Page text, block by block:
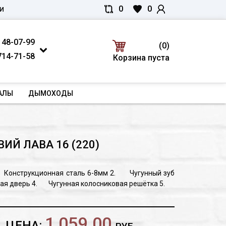
0 0
07-99
71-58
(0)
Корзина пуста
ДЫМОХОДЫ
ЛАВА 16 (220)
сталь 6-8мм 2. Чугунный зуб
дверь 4. Чугунная колосниковая решётка 5.
Температура ,
Влажность,